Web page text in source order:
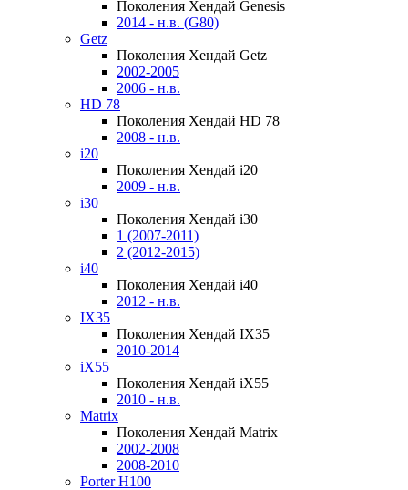
Поколения Хендай Genesis
2014 - н.в. (G80)
Getz
Поколения Хендай Getz
2002-2005
2006 - н.в.
HD 78
Поколения Хендай HD 78
2008 - н.в.
i20
Поколения Хендай i20
2009 - н.в.
i30
Поколения Хендай i30
1 (2007-2011)
2 (2012-2015)
i40
Поколения Хендай i40
2012 - н.в.
IX35
Поколения Хендай IX35
2010-2014
iX55
Поколения Хендай iX55
2010 - н.в.
Matrix
Поколения Хендай Matrix
2002-2008
2008-2010
Porter H100